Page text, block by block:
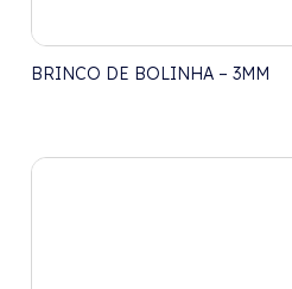
BRINCO DE BOLINHA – 3MM